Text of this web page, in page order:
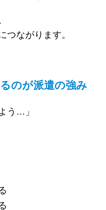
つながります。
のが派遣の強み
う…」